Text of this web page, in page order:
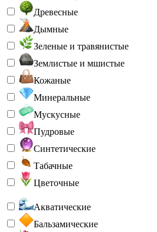
Древесные
Дымные
Зеленые и травянистые
Землистые и мшистые
Кожаные
Минеральные
Мускусные
Пудровые
Синтетические
Табачные
Цветочные
Акватические
Бальзамические